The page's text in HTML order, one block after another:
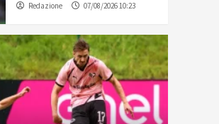
Redazione 07/08/2026 10:23